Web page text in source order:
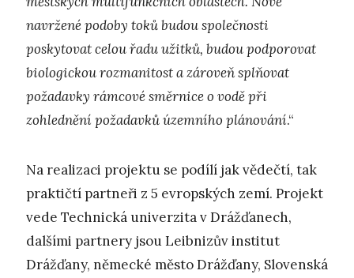
navržené podoby toků budou společnosti
poskytovat celou řadu užitků, budou podporovat
biologickou rozmanitost a zároveň splňovat
požadavky rámcové směrnice o vodě při
zohlednění požadavků územního plánování.“
Na realizaci projektu se podílí jak vědečtí, tak
praktičtí partneři z 5 evropských zemí. Projekt
vede Technická univerzita v Drážďanech,
dalšími partnery jsou Leibnizův institut
Drážďany, německé město Drážďany, Slovenská